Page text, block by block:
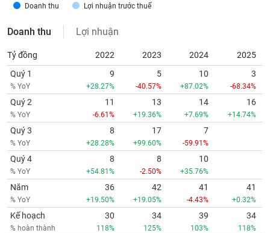
Doanh thu Lợi nhuận trước thuế
Doanh thu Lợi nhuận
Tỷ đồng 2022 2023 2024
2025
Quý 1
% YoY
9
+28.27%
5
-40.57%
10
+87.02%
3
-68.34%
Quý 2
% YoY
11
-6.61%
13
+19.36%
14
+7.69%
16
+14.74%
Quý 3
% YoY
8
+28.28%
17
+99.60%
7
-59.91%
Quý 4
% YoY
8
+54.81%
8
-2.50%
10
+35.76%
Năm
% YoY
36
+19.50%
42
+19.05%
41
-4.43%
41
+0.32%
Kế hoạch
% hoàn thành
30
118%
34
125%
39
103%
34
118%